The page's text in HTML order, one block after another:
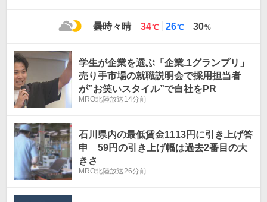
曇時々晴
最
温
34℃
最
温
26℃ 30%
学生が企業を選ぶ「企業₋1グランプリ」
売り手市場の就職説明会で採用担当者
が”お笑いスタイル”で自社をPR
MRO北陸放送14分前
石川県内の最低賃金1113円に引き上げ答
申 59円の引き上げ幅は過去2番目の大
きさ
MRO北陸放送26分前